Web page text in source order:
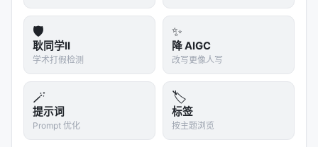
的理想状态吗？
问题是：LLM 的"内部知识"边界是模糊的。很多情况
下，模型"部分知道"——知道一些相关信息，但不确定
细节。这时候"要不要检索"的决策就不是二元的，而是
连续的。
Auto-RAG 把这个问题简化成了二元选择（检索/不检
索），这在实践中是一个合理的工程近似，但不是根
🛡️
耿同学II
学术打假检测
✨
降 AIGC
改写更像人写
🪄
提示词
Prompt 优化
🏷️
标签
按主题浏览